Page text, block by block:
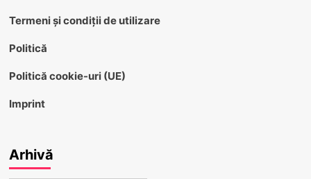
Termeni și condiții de utilizare
Politică
Politică cookie-uri (UE)
Imprint
Arhivă